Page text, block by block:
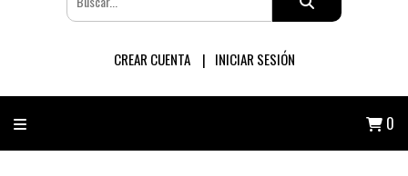
CREAR CUENTA INICIAR SESIÓN
0